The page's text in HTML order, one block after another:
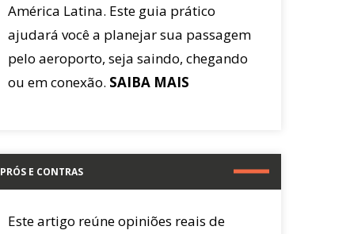
América Latina. Este guia prático
ajudará você a planejar sua passagem
pelo aeroporto, seja saindo, chegando
ou em conexão. SAIBA MAIS
PRÓS E CONTRAS
Este artigo reúne opiniões reais de